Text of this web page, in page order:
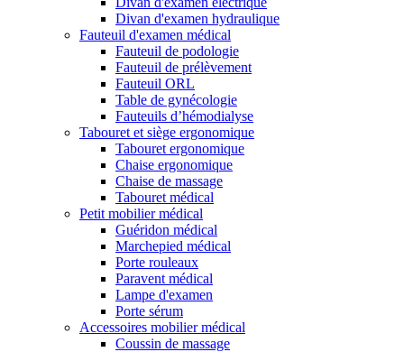
Divan d'examen hydraulique
Fauteuil d'examen médical
Fauteuil de podologie
Fauteuil de prélèvement
Fauteuil ORL
Table de gynécologie
Fauteuils d’hémodialyse
Tabouret et siège ergonomique
Tabouret ergonomique
Chaise ergonomique
Chaise de massage
Tabouret médical
Petit mobilier médical
Guéridon médical
Marchepied médical
Porte rouleaux
Paravent médical
Lampe d'examen
Porte sérum
Accessoires mobilier médical
Coussin de massage